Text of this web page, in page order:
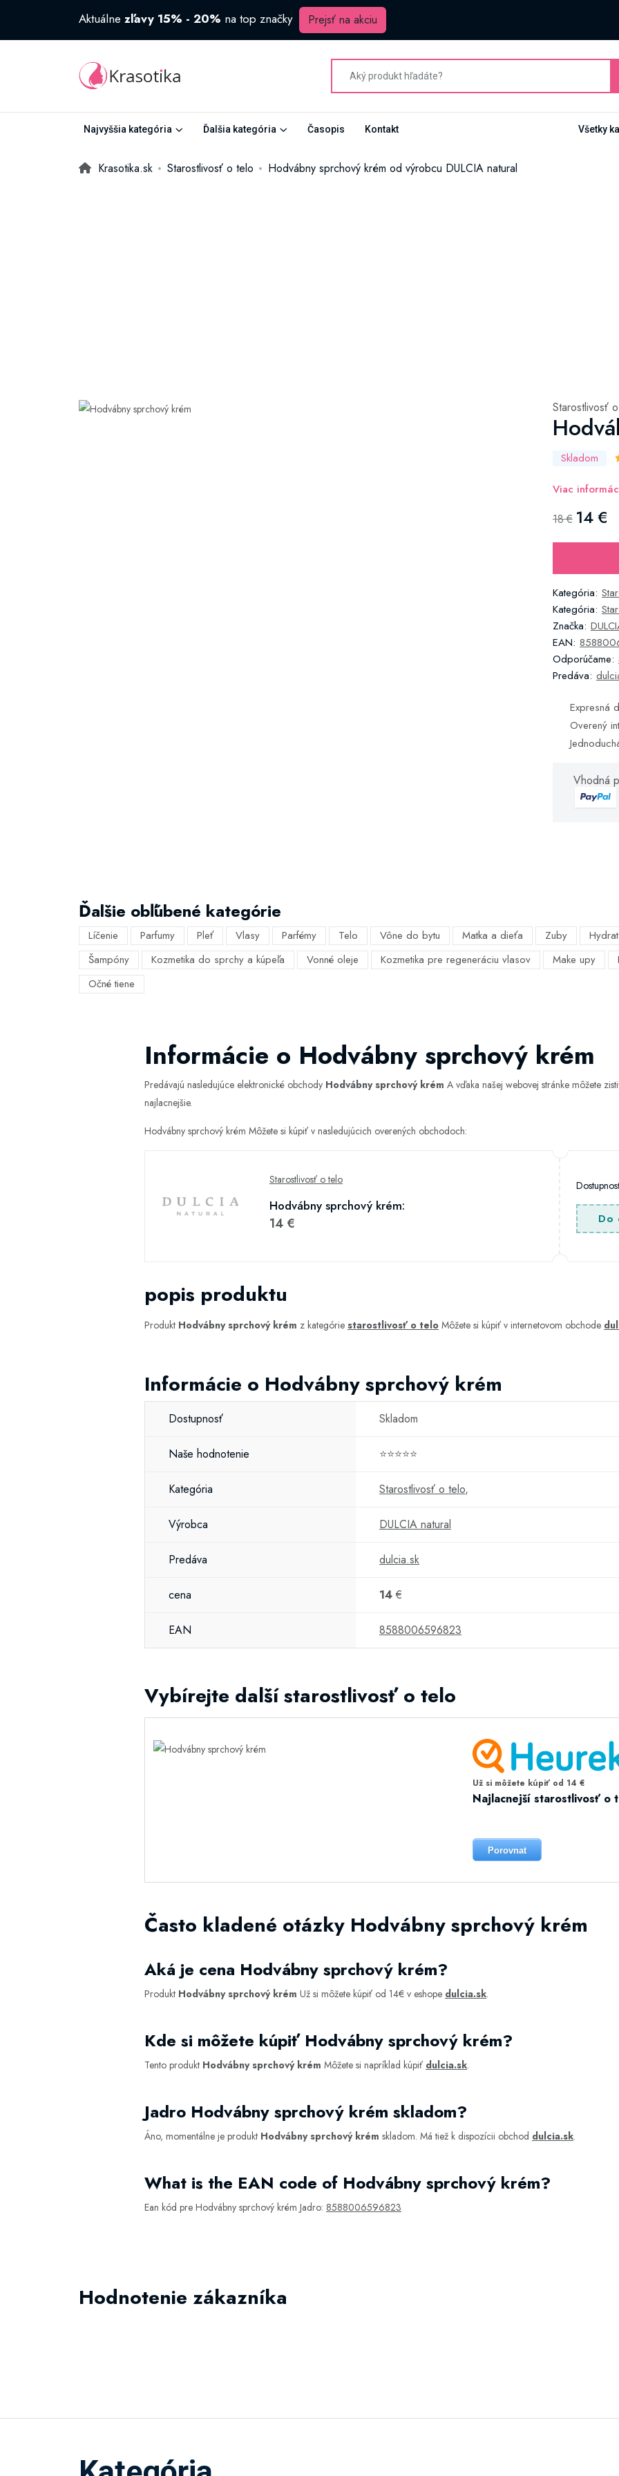
Aktuálne zľavy 15% - 20% na top značky Prejsť na akciu
Najvyššia kategória Ďalšia kategória Časopis Kontakt Všetky
Krasotika.sk Starostlivosť o telo Hodvábny sprchový krém od výrobcu DULCIA natural
Starostlivosť
Skladom
Viac
18 € 14 €
Kategória:
Kategória:
Značka:
EAN:
Odporúčame:
Predáva:
Expresná
Overený
Vhodná
Ďalšie obľúbené kategórie
Líčenie Parfumy Pleť Vlasy Parfémy Telo Vône do bytu Matka a dieťa Zuby
Šampóny
Kozmetika do sprchy a kúpeľa Vonné oleje Kozmetika pre regeneráciu vlasov Make upy
Očné tiene
Informácie o Hodvábny sprchový krém
Predávajú nasledujúce elektronické obchody Hodvábny sprchový krém A vďaka našej webovej stránke môžete
najlacnejšie.
Hodvábny sprchový krém Môžete si kúpiť v nasledujúcich overených obchodoch:
Starostlivosť o telo
Hodvábny sprchový krém:
14 € Do
popis produktu
Produkt Hodvábny sprchový krém z kategórie starostlivosť o telo Môžete si kúpiť v internetovom obchode
Informácie o Hodvábny sprchový krém
Dostupnosť Skladom
Naše hodnotenie ⭐⭐⭐⭐⭐
Kategória Starostlivosť o telo,
Výrobca DULCIA natural
Predáva dulcia.sk
cena 14 €
EAN 8588006596823
Vybírejte další starostlivosť o telo
Už si môžete kúpiť od 14 €
Najlacnejší starostlivosť o
Porovnat
Často kladené otázky Hodvábny sprchový krém
Aká je cena Hodvábny sprchový krém?
Produkt Hodvábny sprchový krém Už si môžete kúpiť od 14€ v eshope dulcia.sk.
Kde si môžete kúpiť Hodvábny sprchový krém?
Tento produkt Hodvábny sprchový krém Môžete si napríklad kúpiť dulcia.sk.
Jadro Hodvábny sprchový krém skladom?
Áno, momentálne je produkt Hodvábny sprchový krém skladom. Má tiež k dispozícii obchod dulcia.sk.
What is the EAN code of Hodvábny sprchový krém?
Ean kód pre Hodvábny sprchový krém Jadro: 8588006596823
Hodnotenie zákazníka